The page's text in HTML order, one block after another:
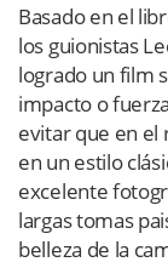
Basado en el
los guionistas
logrado un film
impacto o
evitar que en el
en un estilo
excelente
largas tomas
belleza de la